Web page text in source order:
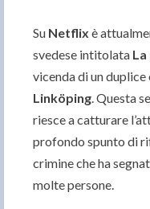
Su Netflix è
svedese intitolata
vicenda di un
Linköping. Questa
riesce a catturare
profondo spunto di
crimine che ha
molte persone.